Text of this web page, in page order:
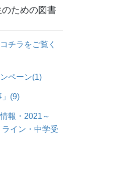
ための図書
チラをご覧く
ペーン(1)
(9)
報・2021～
イン・中学受